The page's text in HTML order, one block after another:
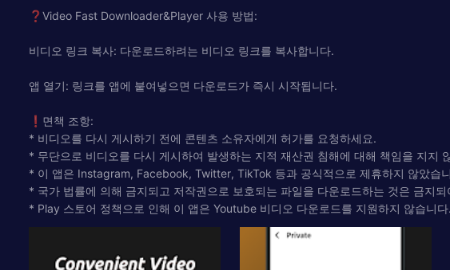
❓Video Fast Downloader&Player 사용 방법:
비디오 링크 복사: 다운로드하려는 비디오 링크를 복사합니다.
앱 열기: 링크를 앱에 붙여넣으면 다운로드가 즉시 시작됩니다.
❗면책 조항:
* 비디오를 다시 게시하기 전에 콘텐츠 소유자에게 허가를 요청하세요.
* 무단으로 비디오를 다시 게시하여 발생하는 지적 재산권 침해에 대해 책임을 지지
* 이 앱은 Instagram, Facebook, Twitter, TikTok 등과 공식적으로 제휴하지 않았습
* 국가 법률에 의해 금지되고 저작권으로 보호되는 파일을 다운로드하는 것은 금지되
* Play 스토어 정책으로 인해 이 앱은 Youtube 비디오 다운로드를 지원하지 않습니다.